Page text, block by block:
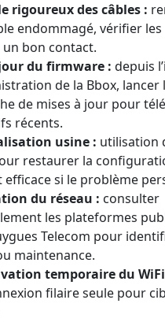
rigoureux des câbles :
endommagé, vérifier
bon contact.
du firmware : depuis
de la Bbox, lancer
de mises à jour pour
récents.
usine : utilisation
restaurer la
efficace si le problème
du réseau : consulter
les plateformes
Telecom pour
maintenance.
temporaire du
filaire seule pour